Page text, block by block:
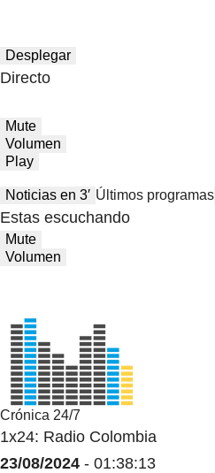
Desplegar
Directo
Mute
Volumen
Play
Noticias en 3′ Últimos programas
Estas escuchando
Mute
Volumen
Crónica 24/7
1x24: Radio Colombia
23/08/2024 - 01:38:13